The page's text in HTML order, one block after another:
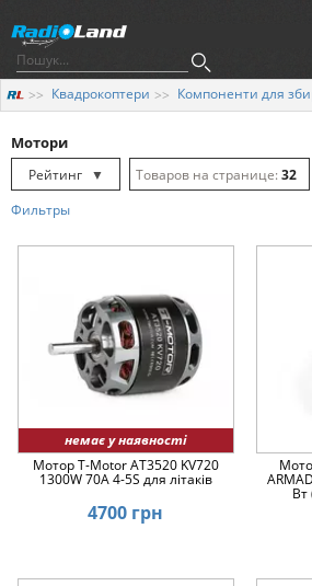
Квадрокоптери Компоненти для
Мотори
Рейтинг
▼
Рейтинг
▲
Ціна ▼
32
Фильтры
немає у наявності
Мотор T-Motor AT3520 KV720
1300W 70A 4-5S для літаків
4700 грн
Вт